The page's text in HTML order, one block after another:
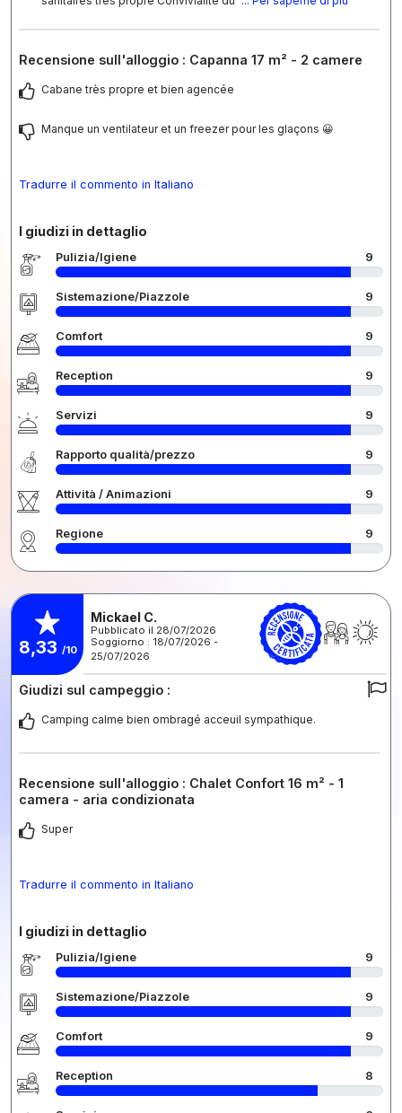
Recensione sull'alloggio : Capanna 17 m² - 2 camere
Cabane très propre et bien agencée
Manque un ventilateur et un freezer pour les glaçons 😀
Tradurre il commento in Italiano
I giudizi in dettaglio
Pulizia/Igiene 9
Sistemazione/Piazzole 9
Comfort 9
Reception 9
Servizi 9
Rapporto qualità/prezzo 9
Attività / Animazioni 9
Regione 9
8,33 /10
Mickael C.
Pubblicato il 28/07/2026
Soggiorno : 18/07/2026 -
25/07/2026
Giudizi sul campeggio :
Camping calme bien ombragé acceuil sympathique.
Recensione sull'alloggio : Chalet Confort 16 m² - 1
camera - aria condizionata
Super
Tradurre il commento in Italiano
I giudizi in dettaglio
Pulizia/Igiene 9
Sistemazione/Piazzole 9
Comfort 9
Reception 8